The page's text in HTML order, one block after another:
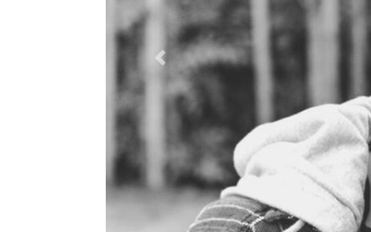
Previous